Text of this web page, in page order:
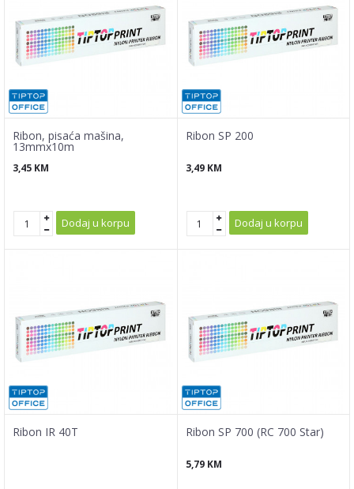
Ribon, pisaća mašina,
13mmx10m
3,45 KM
Dodaj u korpu
Ribon SP 200
3,49 KM
Dodaj u korpu
Ribon IR 40T Ribon SP 700 (RC 700 Star)
5,79 KM